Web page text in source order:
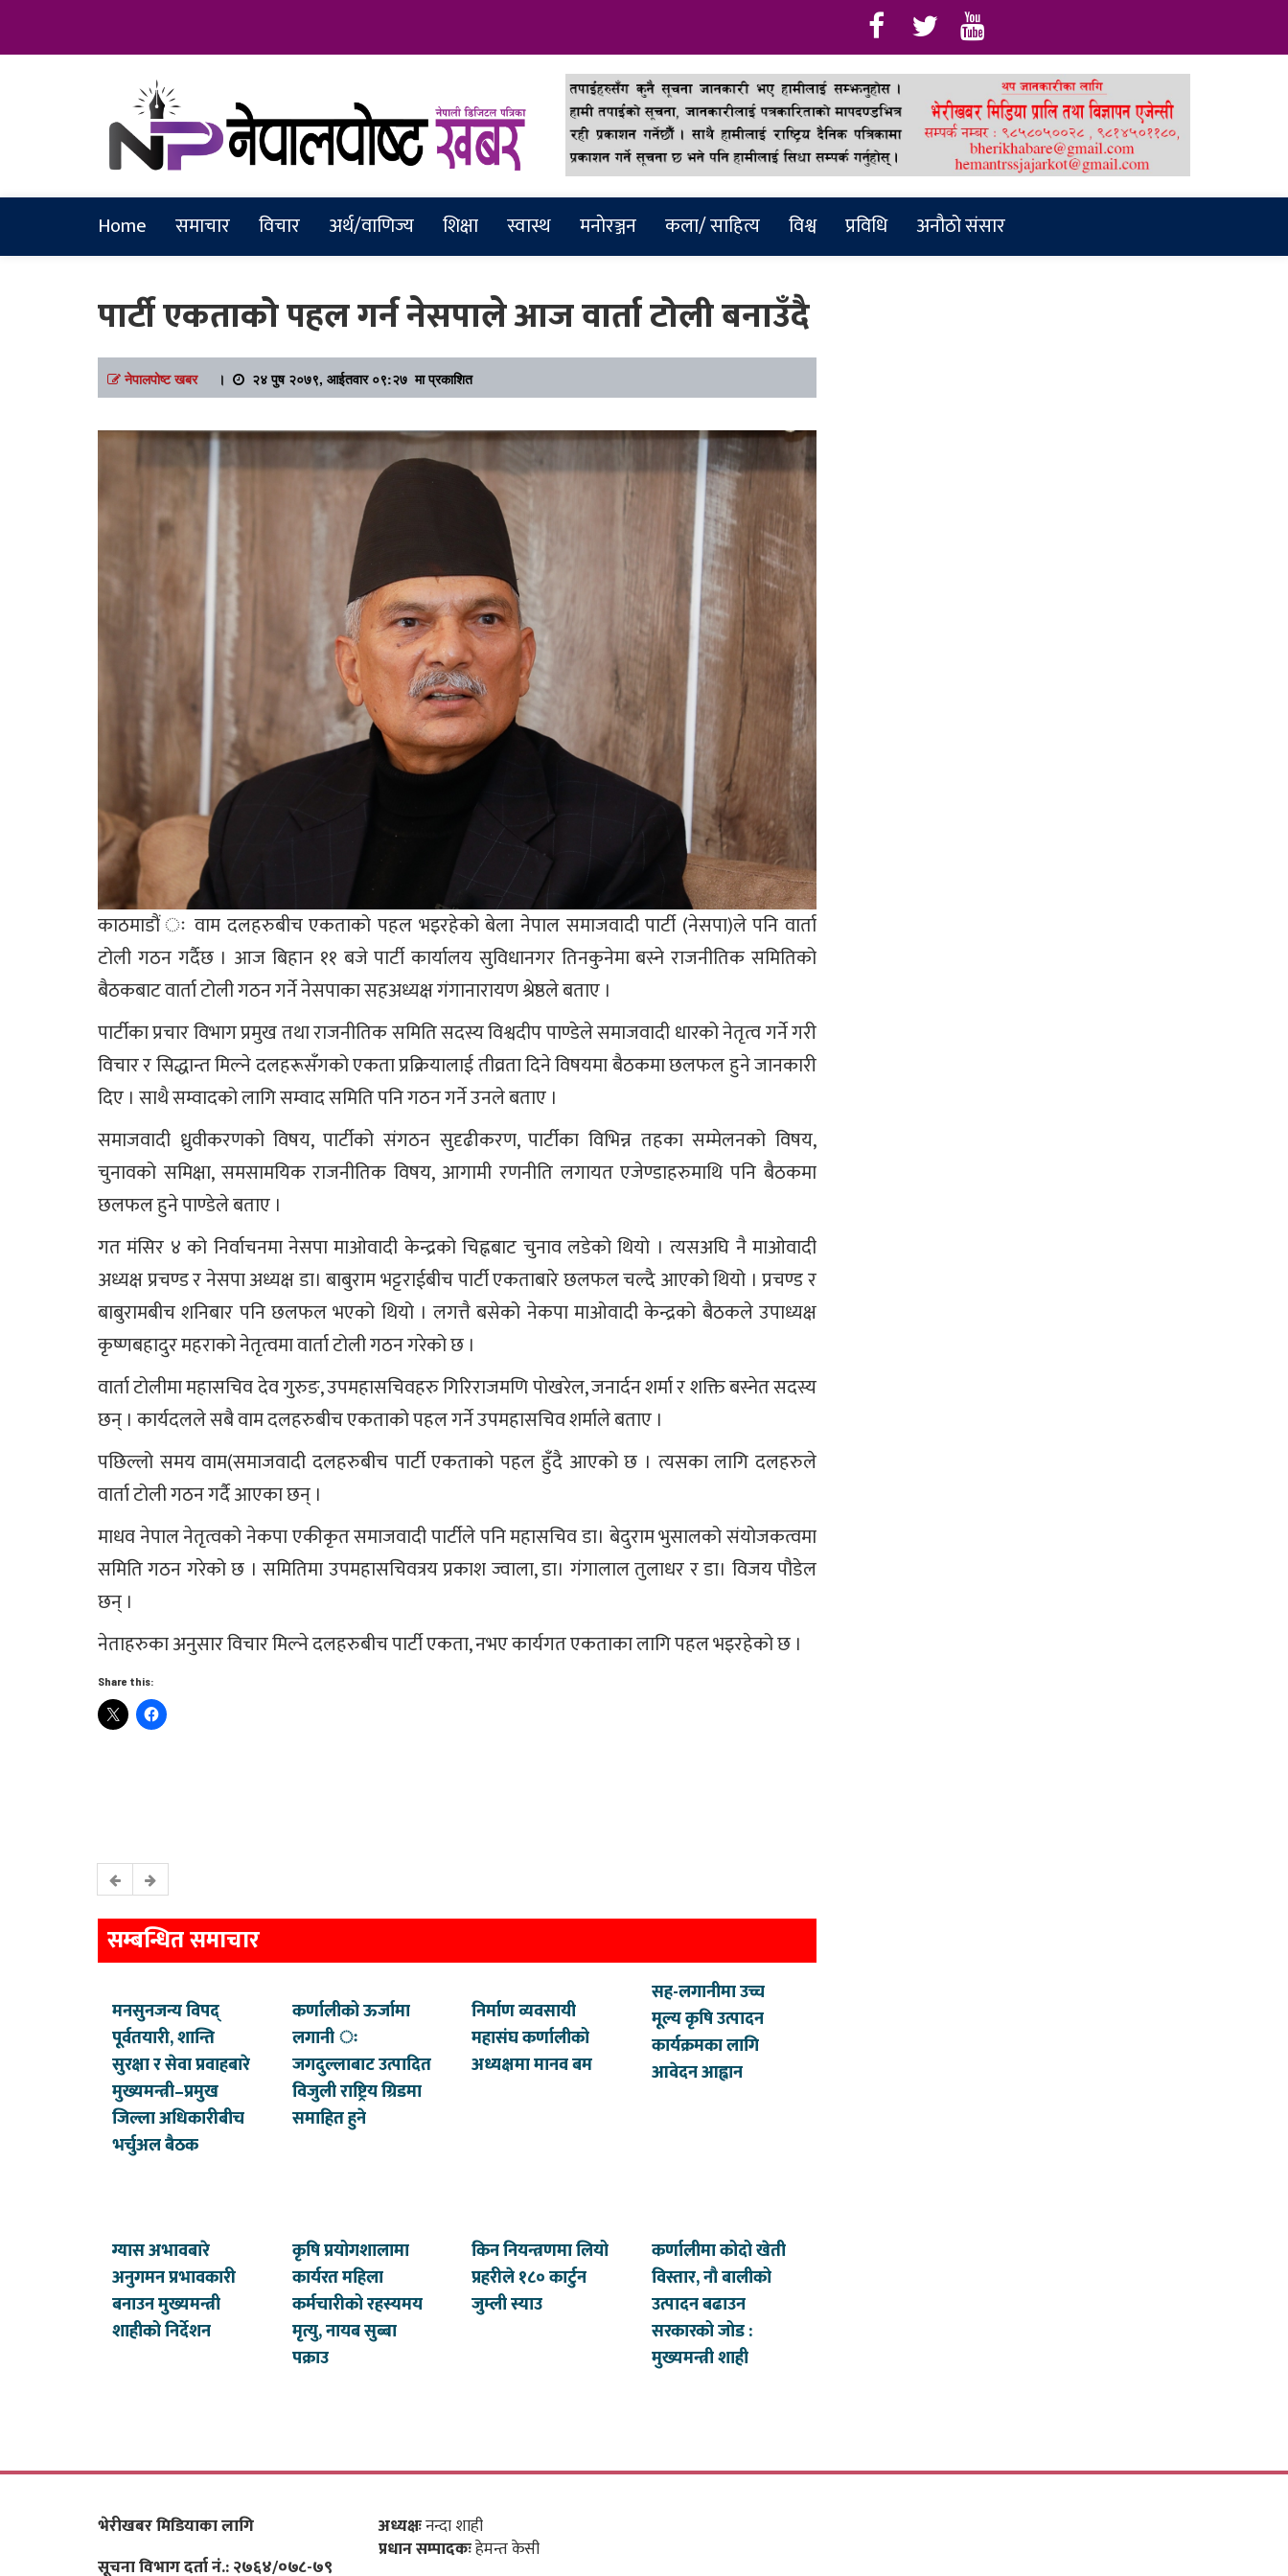
Nepalpostkhabar
Home समाचार विचार अर्थ/वाणिज्य शिक्षा स्वास्थ मनाेरञ्जन कला/ साहित्य विश्व प्रविधि अनौठो संसार
पार्टी एकताको पहल गर्न नेसपाले आज वार्ता टोली बनाउँदै
नेपालपोष्ट खबर। २४ पुष २०७९, आईतवार ०९:२७ मा प्रकाशित
काठमाडौं ः वाम दलहरुबीच एकताको पहल भइरहेको बेला नेपाल समाजवादी पार्टी (नेसपा)ले पनि वार्ता
टोली गठन गर्दैछ । आज बिहान ११ बजे पार्टी कार्यालय सुविधानगर तिनकुनेमा बस्ने राजनीतिक समितिको
बैठकबाट वार्ता टोली गठन गर्ने नेसपाका सहअध्यक्ष गंगानारायण श्रेष्ठले बताए ।
पार्टीका प्रचार विभाग प्रमुख तथा राजनीतिक समिति सदस्य विश्वदीप पाण्डेले समाजवादी धारको नेतृत्व गर्ने गरी
विचार र सिद्धान्त मिल्ने दलहरूसँगको एकता प्रक्रियालाई तीव्रता दिने विषयमा बैठकमा छलफल हुने जानकारी
दिए । साथै सम्वादको लागि सम्वाद समिति पनि गठन गर्ने उनले बताए ।
समाजवादी ध्रुवीकरणको विषय, पार्टीको संगठन सुदृढीकरण, पार्टीका विभिन्न तहका सम्मेलनको विषय,
चुनावको समिक्षा, समसामयिक राजनीतिक विषय, आगामी रणनीति लगायत एजेण्डाहरुमाथि पनि बैठकमा
छलफल हुने पाण्डेले बताए ।
गत मंसिर ४ को निर्वाचनमा नेसपा माओवादी केन्द्रको चिह्नबाट चुनाव लडेको थियो । त्यसअघि नै माओवादी
अध्यक्ष प्रचण्ड र नेसपा अध्यक्ष डा। बाबुराम भट्टराईबीच पार्टी एकताबारे छलफल चल्दै आएको थियो । प्रचण्ड र
बाबुरामबीच शनिबार पनि छलफल भएको थियो । लगत्तै बसेको नेकपा माओवादी केन्द्रको बैठकले उपाध्यक्ष
कृष्णबहादुर महराको नेतृत्वमा वार्ता टोली गठन गरेको छ ।
वार्ता टोलीमा महासचिव देव गुरुङ, उपमहासचिवहरु गिरिराजमणि पोखरेल, जनार्दन शर्मा र शक्ति बस्नेत सदस्य
छन् । कार्यदलले सबै वाम दलहरुबीच एकताको पहल गर्ने उपमहासचिव शर्माले बताए ।
पछिल्लो समय वाम(समाजवादी दलहरुबीच पार्टी एकताको पहल हुँदै आएको छ । त्यसका लागि दलहरुले
वार्ता टोली गठन गर्दै आएका छन् ।
माधव नेपाल नेतृत्वको नेकपा एकीकृत समाजवादी पार्टीले पनि महासचिव डा। बेदुराम भुसालको संयोजकत्वमा
समिति गठन गरेको छ । समितिमा उपमहासचिवत्रय प्रकाश ज्वाला, डा। गंगालाल तुलाधर र डा। विजय पौडेल
छन् ।
नेताहरुका अनुसार विचार मिल्ने दलहरुबीच पार्टी एकता, नभए कार्यगत एकताका लागि पहल भइरहेको छ ।
Share this:
सम्बन्धित समाचार
मनसुनजन्य विपद्
पूर्वतयारी, शान्ति
सुरक्षा र सेवा प्रवाहबारे
मुख्यमन्त्री–प्रमुख
जिल्ला अधिकारीबीच
भर्चुअल बैठक
कर्णालीको ऊर्जामा
लगानी ः
जगदुल्लाबाट उत्पादित
विजुली राष्ट्रिय ग्रिडमा
समाहित हुने
निर्माण व्यवसायी
महासंघ कर्णालीको
अध्यक्षमा मानव बम
सह-लगानीमा उच्च
मूल्य कृषि उत्पादन
कार्यक्रमका लागि
आवेदन आह्वान
ग्यास अभावबारे
अनुगमन प्रभावकारी
बनाउन मुख्यमन्त्री
शाहीको निर्देशन
कृषि प्रयोगशालामा
कार्यरत महिला
कर्मचारीको रहस्यमय
मृत्यु, नायब सुब्बा
पक्राउ
किन नियन्त्रणमा लियो
प्रहरीले १८० कार्टुन
जुम्ली स्याउ
कर्णालीमा कोदो खेती
विस्तार, नौ बालीको
उत्पादन बढाउन
सरकारको जोड :
मुख्यमन्त्री शाही
भेरीखबर मिडियाका लागि
सूचना विभाग दर्ता नं.: २७६४/०७८-७९
अध्यक्षःनन्दा शाही
प्रधान सम्पादकःहेमन्त केसी